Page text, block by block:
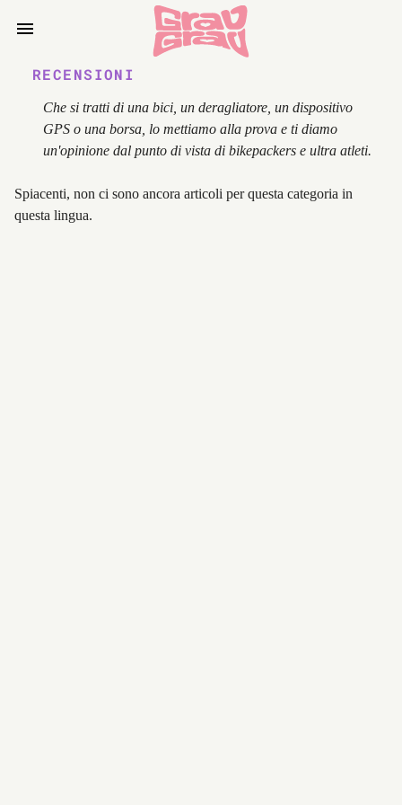
RECENSIONI
Che si tratti di una bici, un deragliatore, un dispositivo
GPS o una borsa, lo mettiamo alla prova e ti diamo
un'opinione dal punto di vista di bikepackers e ultra atleti.
Spiacenti, non ci sono ancora articoli per questa categoria in
questa lingua.